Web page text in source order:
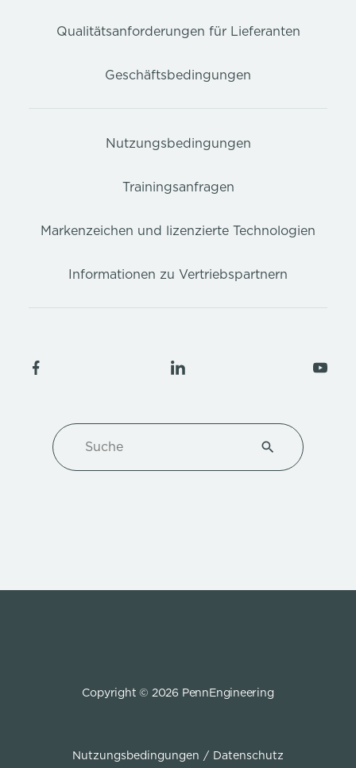
Qualitätsanforderungen für Lieferanten
Geschäftsbedingungen
Nutzungsbedingungen
Trainingsanfragen
Markenzeichen und lizenzierte Technologien
Informationen zu Vertriebspartnern
Type 1 or more
Copyright © 2026 PennEngineering
Nutzungsbedingungen Datenschutz